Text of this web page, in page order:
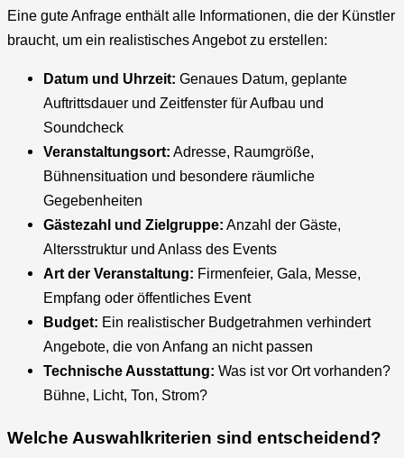
Eine gute Anfrage enthält alle Informationen, die der Künstler
braucht, um ein realistisches Angebot zu erstellen:
Datum und Uhrzeit: Genaues Datum, geplante
Auftrittsdauer und Zeitfenster für Aufbau und
Soundcheck
Veranstaltungsort: Adresse, Raumgröße,
Bühnensituation und besondere räumliche
Gegebenheiten
Gästezahl und Zielgruppe: Anzahl der Gäste,
Altersstruktur und Anlass des Events
Art der Veranstaltung: Firmenfeier, Gala, Messe,
Empfang oder öffentliches Event
Budget: Ein realistischer Budgetrahmen verhindert
Angebote, die von Anfang an nicht passen
Technische Ausstattung: Was ist vor Ort vorhanden?
Bühne, Licht, Ton, Strom?
Welche Auswahlkriterien sind entscheidend?